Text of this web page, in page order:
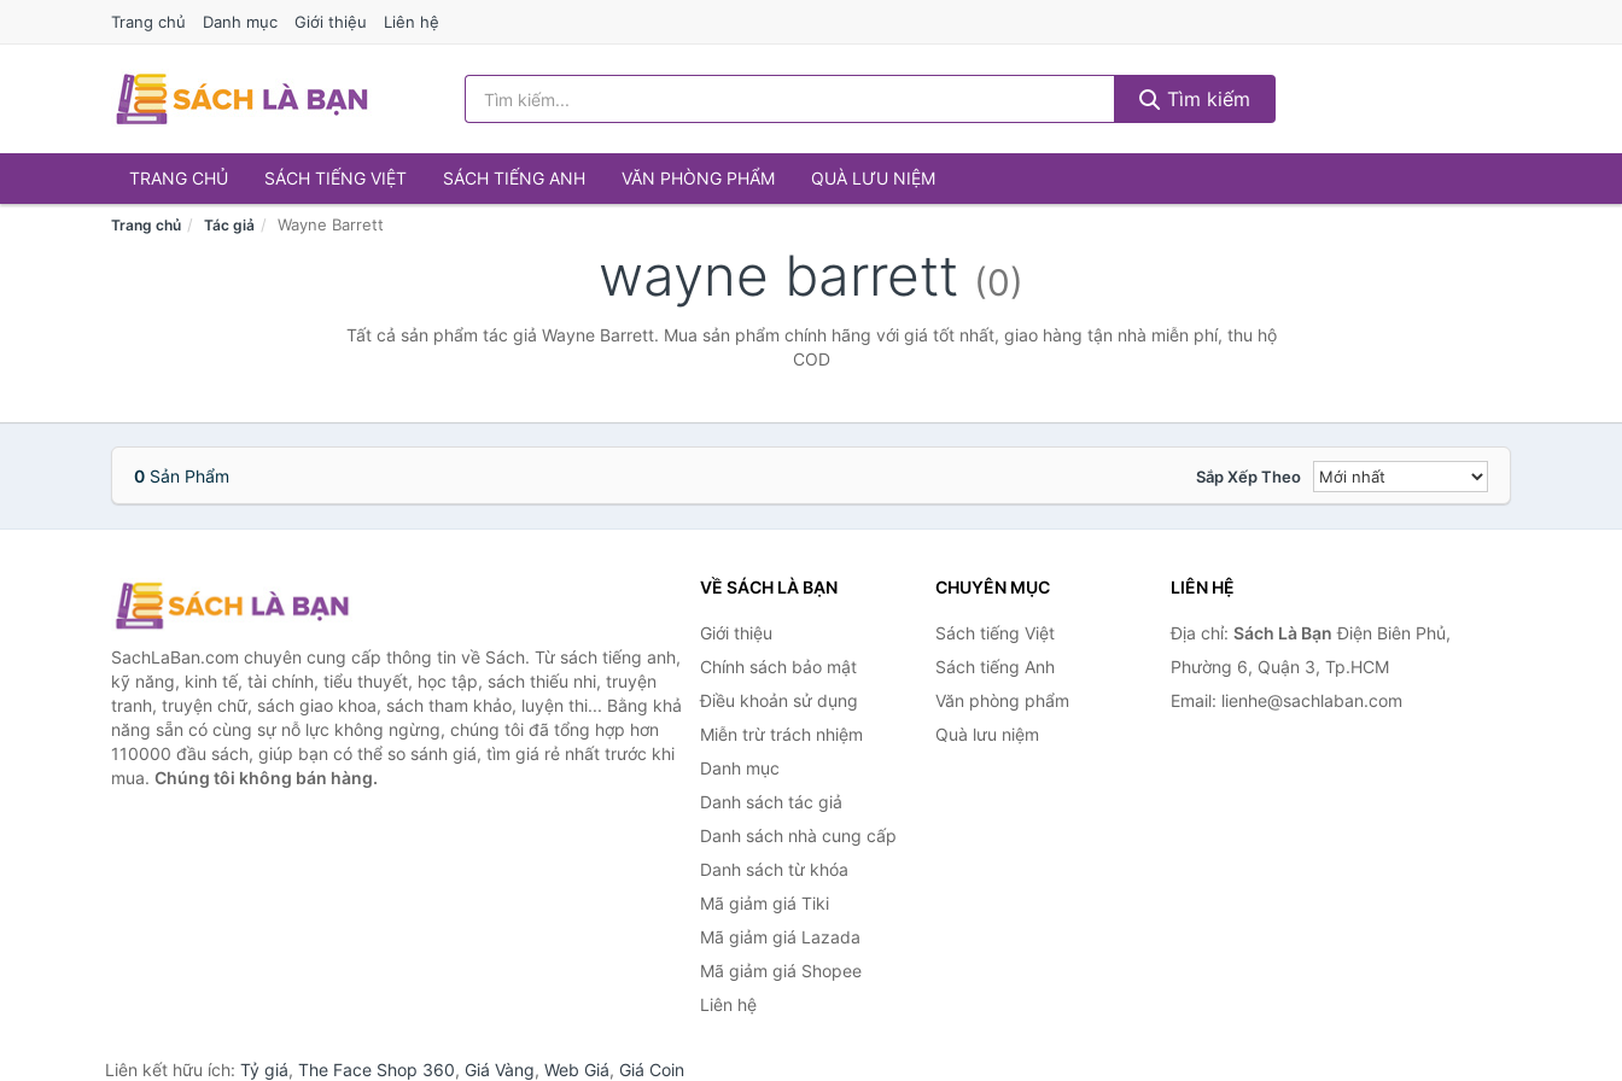
Trang chủ Danh mục Giới thiệu Liên hệ
Tìm kiếm
TRANG CHỦ SÁCH TIẾNG VIỆT SÁCH TIẾNG ANH VĂN PHÒNG PHẨM QUÀ LƯU NIỆM
Trang chủ Tác giả Wayne Barrett
wayne barrett (0)
Tất cả sản phẩm tác giả Wayne Barrett. Mua sản phẩm chính hãng với giá tốt nhất, giao hàng tận nhà miễn phí, thu hộ
COD
0 Sản Phẩm Sắp Xếp Theo
SachLaBan.com chuyên cung cấp thông tin về Sách. Từ sách tiếng anh,
kỹ năng, kinh tế, tài chính, tiểu thuyết, học tập, sách thiếu nhi, truyện
tranh, truyện chữ, sách giao khoa, sách tham khảo, luyện thi... Bằng khả
năng sẵn có cùng sự nỗ lực không ngừng, chúng tôi đã tổng hợp hơn
110000 đầu sách, giúp bạn có thể so sánh giá, tìm giá rẻ nhất trước khi
mua. Chúng tôi không bán hàng.
VỀ SÁCH LÀ BẠN
Giới thiệu
Chính sách bảo mật
Điều khoản sử dụng
Miễn trừ trách nhiệm
Danh mục
Danh sách tác giả
Danh sách nhà cung cấp
Danh sách từ khóa
Mã giảm giá Tiki
Mã giảm giá Lazada
Mã giảm giá Shopee
Liên hệ
CHUYÊN MỤC
Sách tiếng Việt
Sách tiếng Anh
Văn phòng phẩm
Quà lưu niệm
LIÊN HỆ
Địa chỉ: Sách Là Bạn Điện Biên Phủ,
Phường 6, Quận 3, Tp.HCM
Email: lienhe@sachlaban.com
Liên kết hữu ích: Tỷ giá, The Face Shop 360, Giá Vàng, Web Giá, Giá Coin